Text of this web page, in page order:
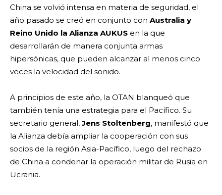
China se volvió intensa en materia de seguridad, el
año pasado se creó en conjunto con Australia y
Reino Unido la Alianza AUKUS en la que
desarrollarán de manera conjunta armas
hipersónicas, que pueden alcanzar al menos cinco
veces la velocidad del sonido.
A principios de este año, la OTAN blanqueó que
también tenía una estrategia para el Pacífico. Su
secretario general,Jens Stoltenberg, manifestó que
la Alianza debía ampliar la cooperación con sus
socios de la región Asia-Pacífico, luego del rechazo
de China a condenar la operación militar de Rusia en
Ucrania.